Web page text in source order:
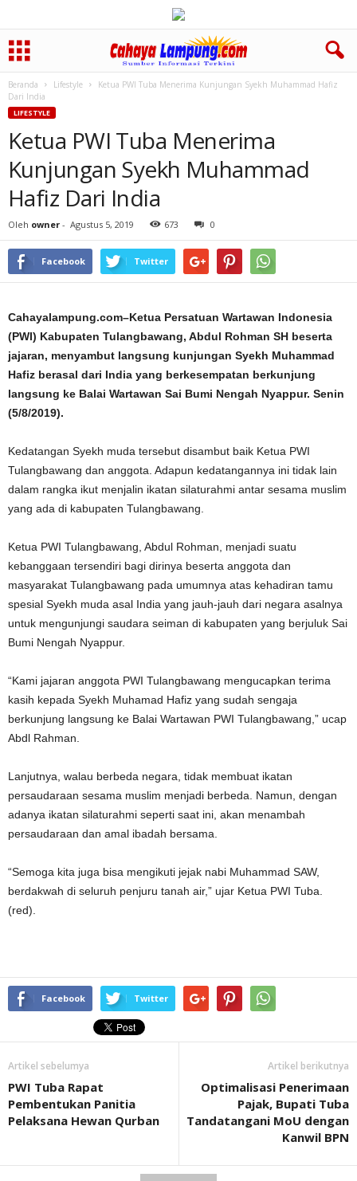
Beranda Lifestyle
Ketua PWI Tuba Menerima Kunjungan Syekh Muhammad Hafiz
Dari India
LIFESTYLE
Ketua PWI Tuba Menerima
Kunjungan Syekh Muhammad
Hafiz Dari India
Oleh owner - Agustus 5, 2019 673 0
Facebook Twitter
Cahayalampung.com–Ketua Persatuan Wartawan Indonesia
(PWI) Kabupaten Tulangbawang, Abdul Rohman SH beserta
jajaran, menyambut langsung kunjungan Syekh Muhammad
Hafiz berasal dari India yang berkesempatan berkunjung
langsung ke Balai Wartawan Sai Bumi Nengah Nyappur. Senin
(5/8/2019).
Kedatangan Syekh muda tersebut disambut baik Ketua PWI
Tulangbawang dan anggota. Adapun kedatangannya ini tidak lain
dalam rangka ikut menjalin ikatan silaturahmi antar sesama muslim
yang ada di kabupaten Tulangbawang.
Ketua PWI Tulangbawang, Abdul Rohman, menjadi suatu
kebanggaan tersendiri bagi dirinya beserta anggota dan
masyarakat Tulangbawang pada umumnya atas kehadiran tamu
spesial Syekh muda asal India yang jauh-jauh dari negara asalnya
untuk mengunjungi saudara seiman di kabupaten yang berjuluk Sai
Bumi Nengah Nyappur.
“Kami jajaran anggota PWI Tulangbawang mengucapkan terima
kasih kepada Syekh Muhamad Hafiz yang sudah sengaja
berkunjung langsung ke Balai Wartawan PWI Tulangbawang,” ucap
Abdl Rahman.
Lanjutnya, walau berbeda negara, tidak membuat ikatan
persaudaraan sesama muslim menjadi berbeda. Namun, dengan
adanya ikatan silaturahmi seperti saat ini, akan menambah
persaudaraan dan amal ibadah bersama.
“Semoga kita juga bisa mengikuti jejak nabi Muhammad SAW,
berdakwah di seluruh penjuru tanah air,” ujar Ketua PWI Tuba.
(red).
Facebook Twitter
Artikel sebelumya
PWI Tuba Rapat
Pembentukan Panitia
Pelaksana Hewan Qurban
Artikel berikutnya
Optimalisasi Penerimaan
Pajak, Bupati Tuba
Tandatangani MoU dengan
Kanwil BPN